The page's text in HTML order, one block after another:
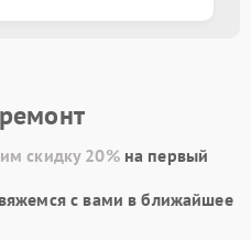
скидку 20%на первый
с вами в ближайшее